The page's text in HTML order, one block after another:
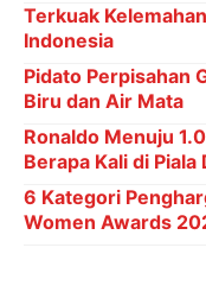
Terkuak
Indonesia
Pidato Perpisahan
Biru dan Air Mata
Ronaldo Menuju
Berapa Kali di Piala
6 Kategori
Women Awards